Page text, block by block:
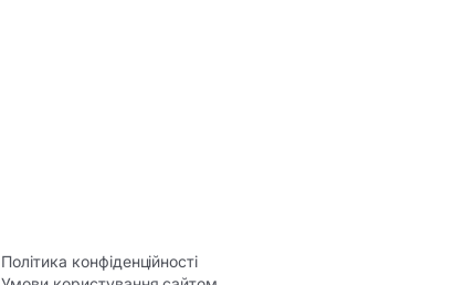
Політика конфіденційності